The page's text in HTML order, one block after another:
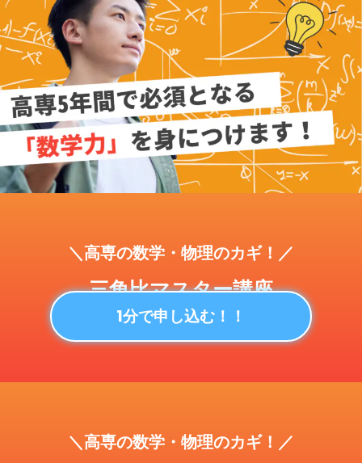
＼高専の数学・物理のカギ！／
三角比マスター講座
1分で申し込む！！
＼高専の数学・物理のカギ！／